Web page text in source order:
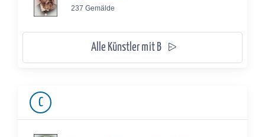
237 Gemälde
Alle Künstler mit B
C